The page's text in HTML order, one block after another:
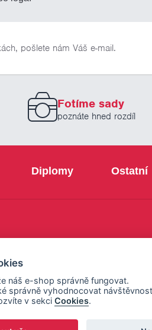
pošlete nám Váš e-mail.
Fotíme sady
poznáte hned rozdíl
Diplomy Ostatní
náš e-shop správně fungovat.
správně vyhodnocovat
v sekci Cookies.